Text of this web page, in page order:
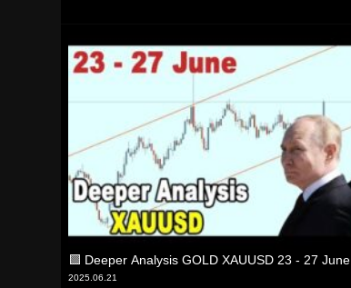
🟩 Deeper Analysis GOLD XAUUSD 23 - 27 June
2025.06.21